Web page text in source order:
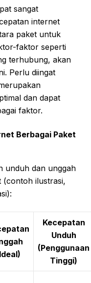
sangat
internet
paket untuk
faktor seperti
terhubung, akan
Perlu diingat
dan dapat
faktor.
Berbagai Paket
unduh dan unggah
(contoh ilustrasi,
Kecepatan
Unduh
(Penggunaan
Tinggi)